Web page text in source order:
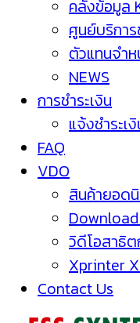
คลังข้อมูล
ศูนย์บริกา
ตัวแทนจำ
NEWS
การชำระเงิน
แจ้งชำระเ
FAQ
VDO
สินค้ายอด
วิดีโอสาธิต
Xprinter
Contact Us